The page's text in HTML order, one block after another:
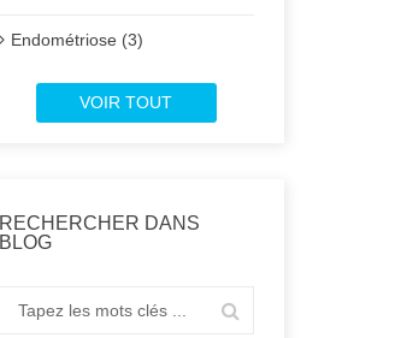
Endométriose (3)
VOIR TOUT
RECHERCHER DANS
BLOG